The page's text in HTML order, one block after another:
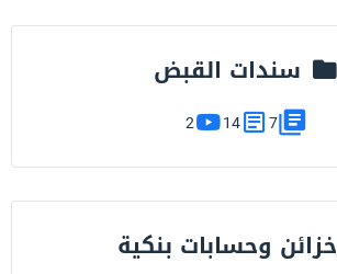
سندات القبض
7
14
2
خزائن وحسابات بنكية